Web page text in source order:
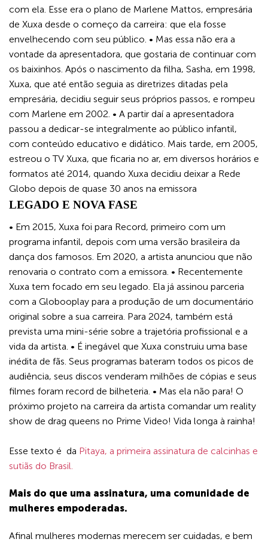
com ela. Esse era o plano de Marlene Mattos, empresária
de Xuxa desde o começo da carreira: que ela fosse
envelhecendo com seu público. • Mas essa não era a
vontade da apresentadora, que gostaria de continuar com
os baixinhos. Após o nascimento da filha, Sasha, em 1998,
Xuxa, que até então seguia as diretrizes ditadas pela
empresária, decidiu seguir seus próprios passos, e rompeu
com Marlene em 2002. • A partir daí a apresentadora
passou a dedicar-se integralmente ao público infantil,
com conteúdo educativo e didático. Mais tarde, em 2005,
estreou o TV Xuxa, que ficaria no ar, em diversos horários e
formatos até 2014, quando Xuxa decidiu deixar a Rede
Globo depois de quase 30 anos na emissora
LEGADO E NOVA FASE
• Em 2015, Xuxa foi para Record, primeiro com um
programa infantil, depois com uma versão brasileira da
dança dos famosos. Em 2020, a artista anunciou que não
renovaria o contrato com a emissora. • Recentemente
Xuxa tem focado em seu legado. Ela já assinou parceria
com a Globooplay para a produção de um documentário
original sobre a sua carreira. Para 2024, também está
prevista uma mini-série sobre a trajetória profissional e a
vida da artista. • É inegável que Xuxa construiu uma base
inédita de fãs. Seus programas bateram todos os picos de
audiência, seus discos venderam milhões de cópias e seus
filmes foram record de bilheteria. • Mas ela não para! O
próximo projeto na carreira da artista comandar um reality
show de drag queens no Prime Video! Vida longa à rainha!
Esse texto é da Pitaya, a primeira assinatura de calcinhas e
sutiãs do Brasil.
Mais do que uma assinatura, uma comunidade de
mulheres empoderadas.
Afinal mulheres modernas merecem ser cuidadas, e bem